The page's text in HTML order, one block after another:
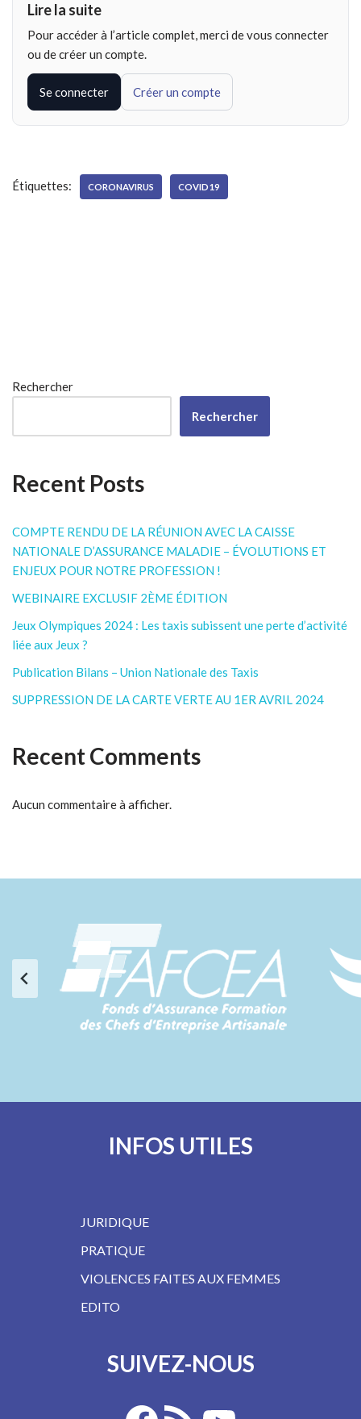
Lire la suite
Pour accéder à l’article complet, merci de vous connecter
ou de créer un compte.
Se connecter Créer un compte
Étiquettes: CORONAVIRUS COVID19
Rechercher
Rechercher
Recent Posts
COMPTE RENDU DE LA RÉUNION AVEC LA CAISSE
NATIONALE D’ASSURANCE MALADIE – ÉVOLUTIONS ET
ENJEUX POUR NOTRE PROFESSION !
WEBINAIRE EXCLUSIF 2ÈME ÉDITION
Jeux Olympiques 2024 : Les taxis subissent une perte d’activité
liée aux Jeux ?
Publication Bilans – Union Nationale des Taxis
SUPPRESSION DE LA CARTE VERTE AU 1ER AVRIL 2024
Recent Comments
Aucun commentaire à afficher.
INFOS UTILES
JURIDIQUE
PRATIQUE
VIOLENCES FAITES AUX FEMMES
EDITO
SUIVEZ-NOUS